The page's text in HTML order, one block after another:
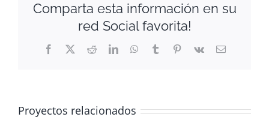
Comparta esta información en su
red Social favorita!
Facebook
X RedditLinkedInWhatsApp
TumblrPinterest
Vk
Correo
Proyectos relacionados